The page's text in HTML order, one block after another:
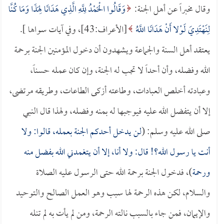
وقال مخبراً عن أهل الجنة: وَقَالُوا الْحَمْدُ لِلَّهِ الَّذِي هَدَانَا لِهَذَا وَمَا كُنَّا
لِنَهْتَدِيَ لَوْلا أَنْ هَدَانَا اللَّهُ [الأعراف:43]، وفي آيات سواها ].
يعتقد أهل السنة والجماعة ويشهدون أن دخول المؤمنين الجنة برحمة
الله وفضله، وأن أحداً لا تجب له الجنة، وإن كان عمله حسناً،
وعبادته أخلص العبادات، وطاعته أزكى الطاعات، وطريقه مرتضى،
إلا أن يتفضل الله عليه فيوجبها له بمنه وفضله، ولهذا قال النبي
صلى الله عليه وسلم: (لن يدخل أحدكم الجنة بعمله، قالوا: ولا
أنت يا رسول الله؟! قال: ولا أنا، إلا أن يتغمدني الله بفضل منه
ورحمة)، فدخول الجنة برحمة الله حتى الرسول عليه الصلاة
والسلام، لكن هذه الرحمة لها سبب وهو العمل الصالح والتوحيد
والإيمان، فمن جاء بالسبب نالته الرحمة، ومن لم يأت به لم تنله